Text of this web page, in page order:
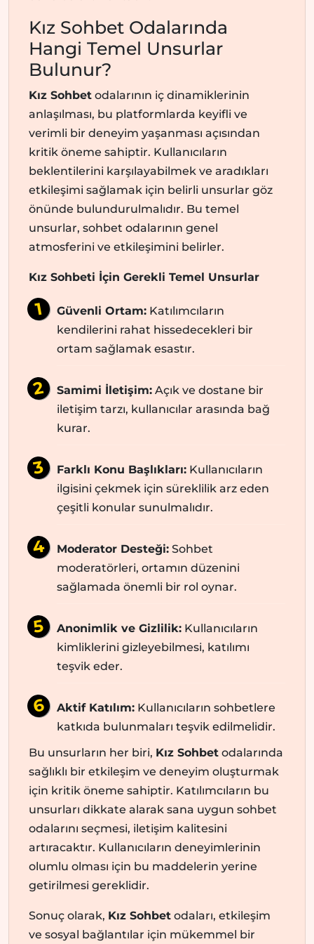
Kız Sohbet Odalarında
Hangi Temel Unsurlar
Bulunur?
Kız Sohbet odalarının iç dinamiklerinin
anlaşılması, bu platformlarda keyifli ve
verimli bir deneyim yaşanması açısından
kritik öneme sahiptir. Kullanıcıların
beklentilerini karşılayabilmek ve aradıkları
etkileşimi sağlamak için belirli unsurlar göz
önünde bulundurulmalıdır. Bu temel
unsurlar, sohbet odalarının genel
atmosferini ve etkileşimini belirler.
Kız Sohbeti İçin Gerekli Temel Unsurlar
Güvenli Ortam: Katılımcıların
kendilerini rahat hissedecekleri bir
ortam sağlamak esastır.
Samimi İletişim: Açık ve dostane bir
iletişim tarzı, kullanıcılar arasında bağ
kurar.
Farklı Konu Başlıkları: Kullanıcıların
ilgisini çekmek için süreklilik arz eden
çeşitli konular sunulmalıdır.
Moderator Desteği: Sohbet
moderatörleri, ortamın düzenini
sağlamada önemli bir rol oynar.
Anonimlik ve Gizlilik: Kullanıcıların
kimliklerini gizleyebilmesi, katılımı
teşvik eder.
Aktif Katılım: Kullanıcıların sohbetlere
katkıda bulunmaları teşvik edilmelidir.
Bu unsurların her biri, Kız Sohbet odalarında
sağlıklı bir etkileşim ve deneyim oluşturmak
için kritik öneme sahiptir. Katılımcıların bu
unsurları dikkate alarak sana uygun sohbet
odalarını seçmesi, iletişim kalitesini
artıracaktır. Kullanıcıların deneyimlerinin
olumlu olması için bu maddelerin yerine
getirilmesi gereklidir.
Sonuç olarak, Kız Sohbet odaları, etkileşim
ve sosyal bağlantılar için mükemmel bir